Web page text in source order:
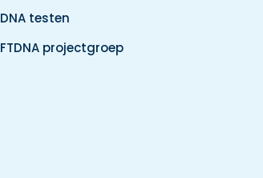
DNA testen
FTDNA projectgroep